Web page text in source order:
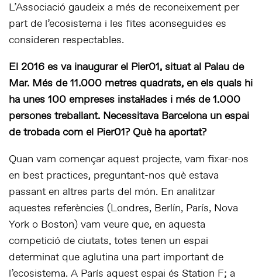
L’Associació gaudeix a més de reconeixement per
part de l’ecosistema i les fites aconseguides es
consideren respectables.
El 2016 es va inaugurar el Pier01, situat al Palau de
Mar. Més de 11.000 metres quadrats, en els quals hi
ha unes 100 empreses instal·lades i més de 1.000
persones treballant. Necessitava Barcelona un espai
de trobada com el Pier01? Què ha aportat?
Quan vam començar aquest projecte, vam fixar-nos
en best practices, preguntant-nos què estava
passant en altres parts del món. En analitzar
aquestes referències (Londres, Berlín, París, Nova
York o Boston) vam veure que, en aquesta
competició de ciutats, totes tenen un espai
determinat que aglutina una part important de
l’ecosistema. A París aquest espai és Station F; a